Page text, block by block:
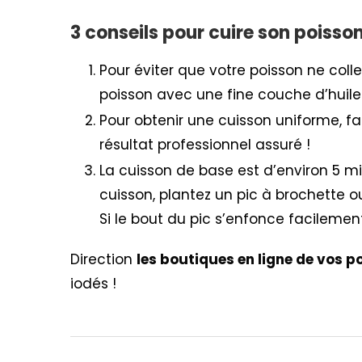
3 conseils pour cuire son
Pour éviter que votre poisson ne
poisson avec une fine couche d’huile
Pour obtenir une cuisson uniforme,
résultat professionnel assuré !
La cuisson de base est d’environ 5
cuisson, plantez un pic à brochette
Si le bout du pic s’enfonce
Direction les boutiques en ligne de vos
iodés !